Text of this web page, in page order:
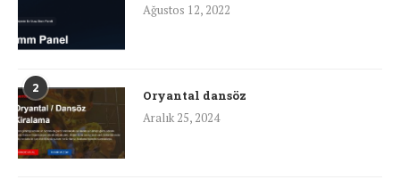
Ağustos 12, 2022
2
Oryantal dansöz
Aralık 25, 2024